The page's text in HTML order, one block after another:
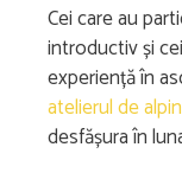
Cei care au
introductiv și
experiență în
atelierul de
desfășura în